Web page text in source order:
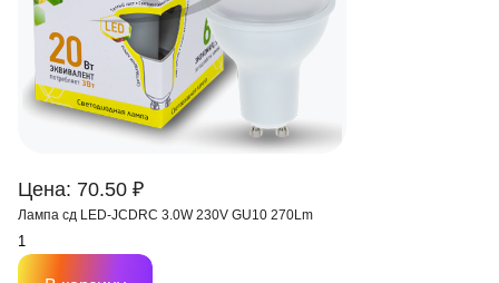
Цена: 70.50 ₽
Лампа сд LED-JCDRC 3.0W 230V GU10 270Lm